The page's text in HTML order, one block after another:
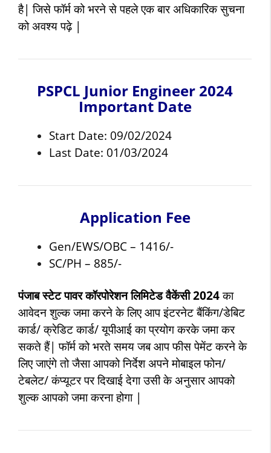
है| जिसे फॉर्म को भरने से पहले एक बार अधिकारिक सुचना
को अवश्य पढ़े |
PSPCL Junior Engineer 2024
Important Date
Start Date: 09/02/2024
Last Date: 01/03/2024
Application Fee
Gen/EWS/OBC – 1416/-
SC/PH – 885/-
पंजाब स्टेट पावर कॉरपोरेशन लिमिटेडवैकेंसी 2024का
आवेदन शुल्क जमा करने के लिए आप इंटरनेट बैंकिंग/डेबिट
कार्ड/ क्रेडिट कार्ड/ यूपीआई का प्रयोग करके जमा कर
सकते हैं| फॉर्म को भरते समय जब आप फीस पेमेंट करने के
लिए जाएंगे तो जैसा आपको निर्देश अपने मोबाइल फोन/
टेबलेट/ कंप्यूटर पर दिखाई देगा उसी के अनुसार आपको
शुल्क आपको जमा करना होगा |